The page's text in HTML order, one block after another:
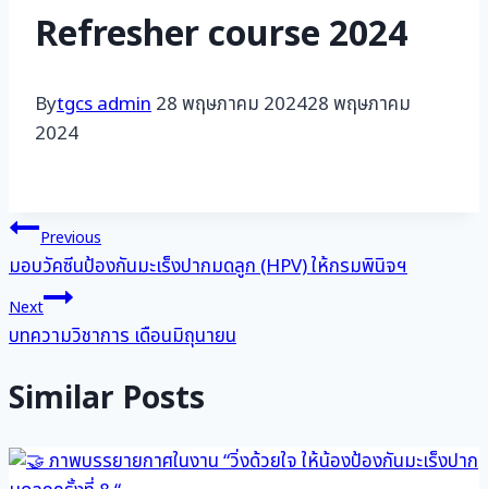
Refresher course 2024
Bytgcs admin28 พฤษภาคม 202428 พฤษภาคม
2024
แนะแนว
เรื่อง
Previous
มอบวัคซีนป้องกันมะเร็งปากมดลูก (HPV) ให้กรมพินิจฯ
Next
บทความวิชาการ เดือนมิถุนายน
Similar Posts